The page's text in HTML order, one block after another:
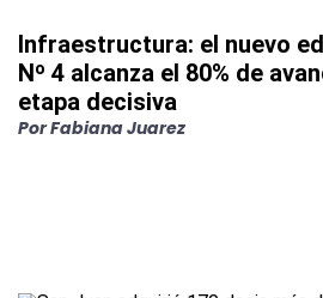
Infraestructura: el nuevo
Nº 4 alcanza el 80% de
etapa decisiva
PorFabiana Juarez